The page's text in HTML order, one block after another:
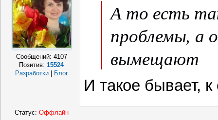
Сообщений: 4107
Позитив:15524
Разработки
Блог
А то есть
проблемы, а
вымещают
И такое бывает,
Статус: Оффлайн